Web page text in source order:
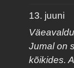
13. juuni
Jumal on
kõikides.